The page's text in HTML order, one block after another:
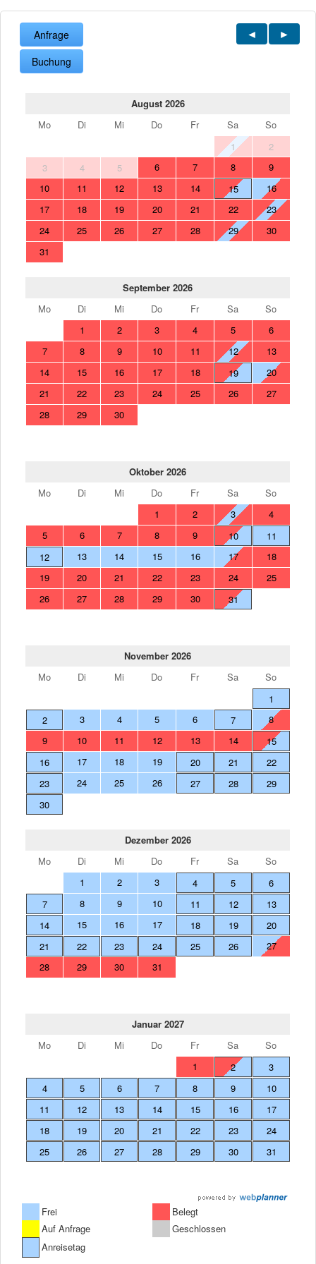
Anfrage
Buchung
August 2026
Mo
Di Mi Do Fr Sa
So
1
2
3
4 5 6 7 8
9
10
11 12 13 14 15
16
17
18 19 20 21 22
23
24
25 26 27 28 29
30
31
September 2026
Mo
Di Mi Do Fr Sa
So
1
2 3 4 5
6
7
8 9 10 11 12
13
14
15 16 17 18 19
20
21
22 23 24 25 26
27
28
29 30
Oktober 2026
Mo
Di Mi Do Fr Sa
So
1
2 3
4
5
6 7 8 9 10
11
12
13 14 15 16 17
18
19
20 21 22 23 24
25
26
27 28 29 30 31
November 2026
Mo
Di Mi Do Fr Sa
So
1
2
3 4 5 6 7
8
9
10 11 12 13 14
15
16
17 18 19 20 21
22
23
24 25 26 27 28
29
30
Dezember 2026
Mo
Di Mi Do Fr Sa
So
1
2 3 4 5
6
7
8 9 10 11 12
13
14
15 16 17 18 19
20
21
22 23 24 25 26
27
28
29 30 31
Januar 2027
Mo
Di Mi Do Fr Sa
So
1
2
3
4
5 6 7 8 9
10
11
12 13 14 15 16
17
18
19 20 21 22 23
24
25
26 27 28 29 30 31
Frei
Belegt
Auf Anfrage
Geschlossen
Anreisetag